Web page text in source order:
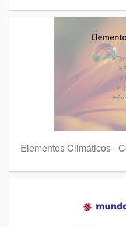
Elementos Climáticos -